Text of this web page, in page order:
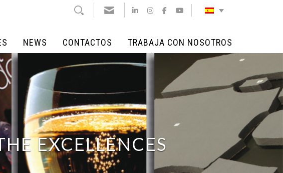
CONTACTOS TRABAJA CON NOSOTROS
NEWS CONTACTOS TRABAJA CON NOSOTROS
EXCELLENCES